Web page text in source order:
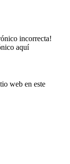
incorrecta!
aquí
web en este